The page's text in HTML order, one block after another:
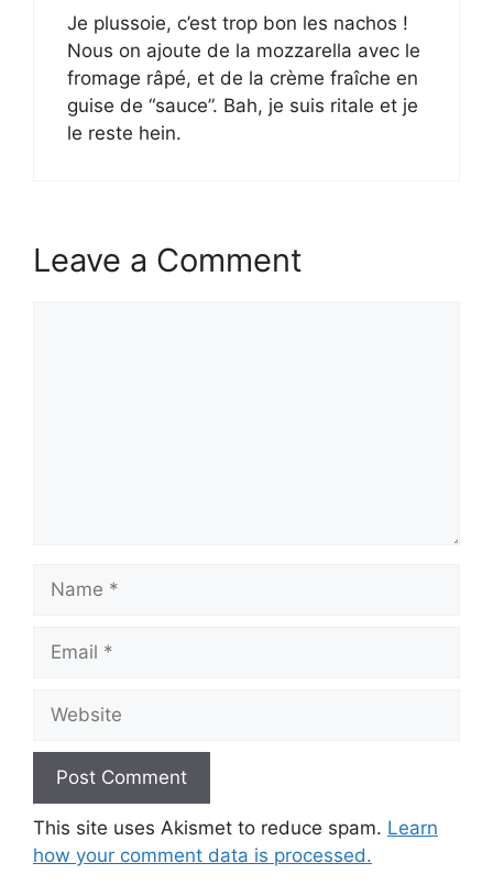
Je plussoie, c’est trop bon les nachos !
Nous on ajoute de la mozzarella avec le
fromage râpé, et de la crème fraîche en
guise de “sauce”. Bah, je suis ritale et je
le reste hein.
Leave a Comment
Name
Email
Website
This site uses Akismet to reduce spam. Learn
how your comment data is processed.